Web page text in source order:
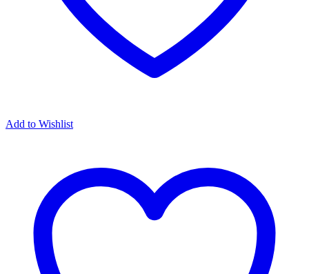
Add to Wishlist